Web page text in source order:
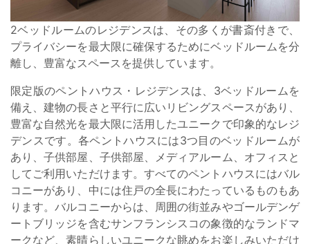
2ベッドルームのレジデンスは、その多くが書斎付きで、
プライバシーを最大限に確保するためにベッドルームを分
離し、豊富なスペースを提供しています。
限定版のペントハウス・レジデンスは、3ベッドルームを
備え、建物の長さと平行に広いリビングスペースがあり、
豊富な自然光を最大限に活用したユニークで印象的なレジ
デンスです。各ペントハウスには3つ目のベッドルームが
あり、子供部屋、子供部屋、メディアルーム、オフィスと
してご利用いただけます。すべてのペントハウスにはバル
コニーがあり、中には住戸の全長にわたっているものもあ
ります。バルコニーからは、周囲の街並みやゴールデンゲ
ートブリッジを含むサンフランシスコの象徴的なランドマ
ークなど、素晴らしいユニークな眺めをお楽しみいただけ